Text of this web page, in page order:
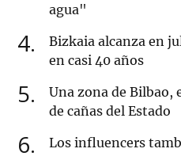
agua"
4
Bizkaia alcanza en
en casi 40 años
5
Una zona de Bilbao,
de cañas del Estado
6 Los influencers